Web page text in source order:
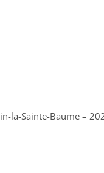
la-Sainte-Baume –